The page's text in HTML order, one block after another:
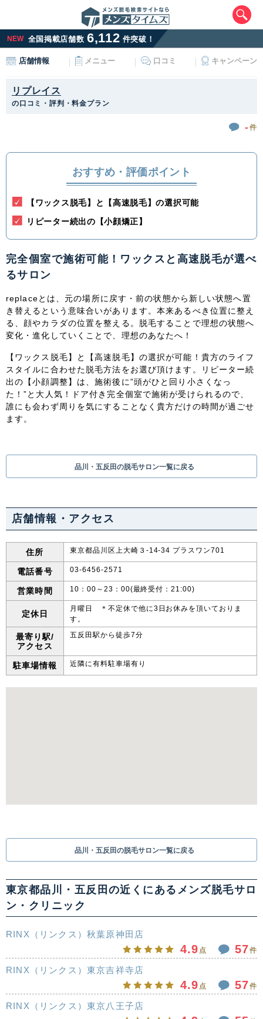
NEW 全国掲載店舗数 6,112 件突破！
店舗情報 メニュー 口コミ キャンペーン
リプレイス
の口コミ・評判・料金プラン
- 件
おすすめ・評価ポイント
【ワックス脱毛】と【高速脱毛】の選択可能
リピーター続出の【小顔矯正】
完全個室で施術可能！ワックスと高速脱毛が選べ
るサロン
replaceとは、元の場所に戻す・前の状態から新しい状態へ置
き替えるという意味合いがあります。本来あるべき位置に整え
る、顔やカラダの位置を整える。脱毛することで理想の状態へ
変化・進化していくことで、理想のあなたへ！
【ワックス脱毛】と【高速脱毛】の選択が可能！貴方のライフ
スタイルに合わせた脱毛方法をお選び頂けます。リピーター続
出の【小顔調整】は、施術後に”頭がひと回り小さくなっ
た！”と大人気！ドア付き完全個室で施術が受けられるので、
誰にも会わず周りを気にすることなく貴方だけの時間が過ごせ
ます。
品川・五反田の脱毛サロン一覧に戻る
店舗情報・アクセス
住所 東京都品川区上大崎３-14-34 プラスワン701
電話番号 03-6456-2571
営業時間 10：00～23：00(最終受付：21:00)
定休日
月曜日 ＊不定休で他に3日お休みを頂いておりま
す。
最寄り駅/
アクセス
五反田駅から徒歩7分
駐車場情報 近隣に有料駐車場有り
品川・五反田の脱毛サロン一覧に戻る
東京都品川・五反田の近くにあるメンズ脱毛サロ
ン・クリニック
RINX（リンクス）秋葉原神田店
4.9 点 57件
RINX（リンクス）東京吉祥寺店
4.9 点 57件
RINX（リンクス）東京八王子店
北海道・東北
秋田県 山形県 福島県
関東
茨城県 栃木県 群馬県 埼玉県
千葉県 東京都 神奈川県
中部
新潟県 富山県 石川県 福井県
山梨県 長野県 岐阜県 静岡県
奈良県 三重県
中国・四国
鳥取県 島根県 岡山県 広島県
山口県 徳島県 香川県 愛媛県
高知県
九州・沖縄